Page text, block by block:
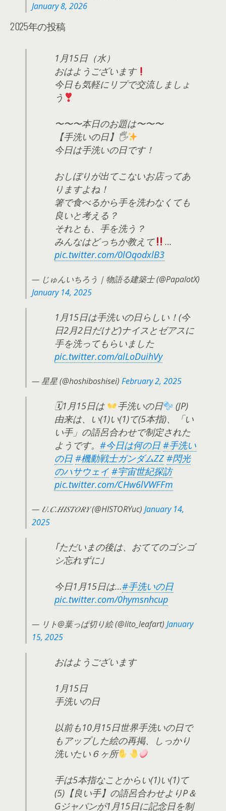
January 8, 2026
2025年の投稿
1月15日（水）
おはようございます
今日も気軽にリプで交流しましょ
う
〜〜〜本日のお題は〜〜〜
【手洗いの日】🖐
今日は手洗いの日です！
おしぼりが出てこないお店ってあ
りますよね！
箸で食べるから手を洗わなくても
良いと考える？
それとも、手を洗う？
みんなはどっちか教えて
…
pic.twitter.com/0lOqodxlB3
— じゅんいちろう｜物語る建築士 (@PapalotX)
January 14, 2025
1月15日は手洗いの日らしい！(今
日2月2日だけど)ナイスとゼアスに
手を洗ってもらいました
pic.twitter.com/alLoDuihVy
— 星星 (@hoshiboshisei) February 2, 2025
🗓1月15日は 手洗いの日
(JP)
由来は、い(1)い(1)て(5本指)、「い
い手」の語呂合わせで制定された
ようです。 #今日は何の日 #手洗い
の日 #機動戦士ガンダムZZ #閃光
のハサウェイ #宇宙世紀探訪
pic.twitter.com/CHw6lVWFFm
— 𝑈.𝐶.𝐻𝐼𝑆𝑇𝑂𝑅𝑌 (@HISTORYuc) January 14,
2025
｢ただいまの後は、おててのゴシゴ
シ忘れずに｣
今日1月15日は…#手洗いの日
pic.twitter.com/0hymsnhcup
— リト@葉っぱ切り絵 (@lito_leafart) January
15, 2025
おはようございます
1月15日
手洗いの日
以前も10月15日世界手洗いの日で
もアップした絵の再掲、しっかり
洗いたい６ヶ所
手は5本指なことからい(1)い(1)て
(5)【良い手】の語呂合わせよりP＆
Gジャパンが1月15日に記念日を制